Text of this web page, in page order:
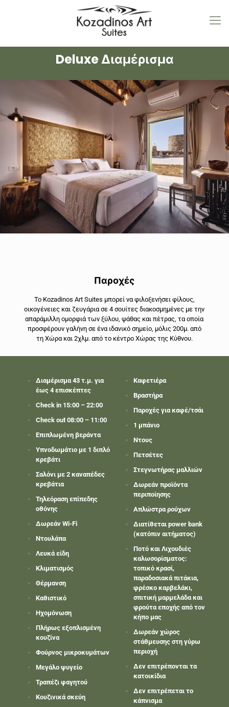
Deluxe Διαμέρισμα
Παροχές
Το Kozadinos Art Suites μπορεί να φιλοξενήσει φίλους,
οικογένειες και ζευγάρια σε 4 σουίτες διακοσμημένες με την
απαράμιλλη ομορφιά των ξύλου, ψάθας και πέτρας, τα οποία
προσφέρουν γαλήνη σε ένα ιδανικό σημείο, μόλις 200μ. από
τη Χώρα και 2χλμ. από το κέντρο Χώρας της Κύθνου.
Διαμέρισμα 43 τ.μ. για
έως 4 επισκέπτες
Check in 15:00 – 22:00
Check out 08:00 – 11:00
Επιπλωμένη βεράντα
Υπνοδωμάτιο με 1 διπλό
κρεβάτι
Σαλόνι με 2 καναπέδες
κρεβάτια
Τηλεόραση επίπεδης
οθόνης
Δωρεάν Wi-Fi
Ντουλάπα
Λευκά είδη
Κλιματισμός
Θέρμανση
Καθιστικό
Ηχομόνωση
Πλήρως εξοπλισμένη
κουζίνα
Φούρνος μικροκυμάτων
Μεγάλο ψυγείο
Τραπέζι φαγητού
Κουζινικά σκεύη
Καφετιέρα
Βραστήρα
Παροχές για καφέ/τσάι
1 μπάνιο
Ντους
Πετσέτες
Στεγνωτήρας μαλλιών
Δωρεάν προϊόντα
περιποίησης
Απλώστρα ρούχων
Διατίθεται power bank
(κατόπιν αιτήματος)
Ποτό και Λιχουδιές
καλωσορίσματος:
τοπικό κρασί,
παραδοσιακά πιτάκια,
φρέσκο καρβελάκι,
σπιτική μαρμελάδα και
φρούτα εποχής από τον
κήπο μας
Δωρεάν χώρος
στάθμευσης στη γύρω
περιοχή
Δεν επιτρέπονται τα
κατοικίδια
Δεν επιτρέπεται το
κάπνισμα